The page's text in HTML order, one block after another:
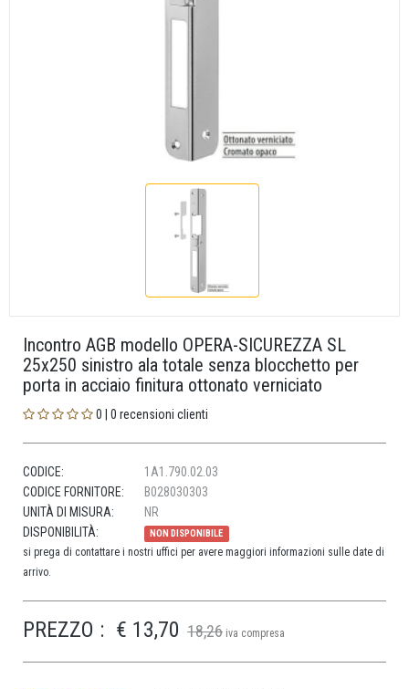
Incontro AGB modello OPERA-SICUREZZA SL
25x250 sinistro ala totale senza blocchetto per
porta in acciaio finitura ottonato verniciato
0 | 0 recensioni clienti
CODICE:
1A1.790.02.03
CODICE FORNITORE:
B028030303
UNITÀ DI MISURA:
NR
DISPONIBILITÀ:
NON DISPONIBILE
si prega di contattare i nostri uffici per avere maggiori informazioni sulle date di
arrivo.
PREZZO : € 13,70 18,26 iva compresa